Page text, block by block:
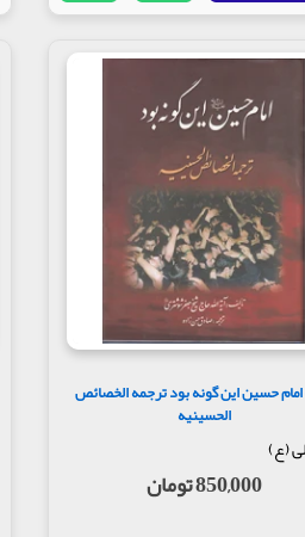
حسین این گونه بود ترجمه الخصائص
الحسینیه
(ع)
850,000 تومان